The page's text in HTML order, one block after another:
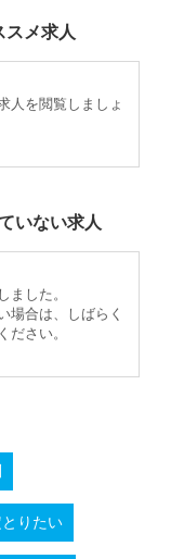
スメ求人
人を閲覧しましょ
いない求人
ました。
場合は、しばらく
ださい。
りたい